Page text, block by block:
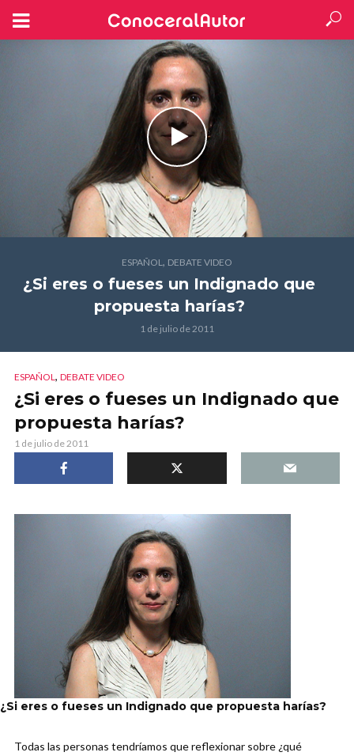
ESPAÑOL, DEBATE VIDEO
¿Si eres o fueses un Indignado que
propuesta harías?
1 de julio de 2011
ESPAÑOL, DEBATE VIDEO
¿Si eres o fueses un Indignado que
propuesta harías?
1 de julio de 2011
¿Si eres o fueses un Indignado que propuesta harías?
Todas las personas tendríamos que reflexionar sobre ¿qué